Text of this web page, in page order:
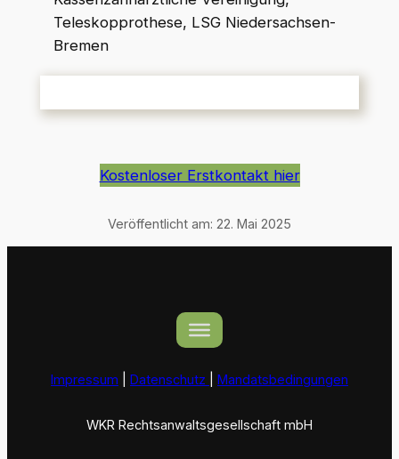
Teleskopprothese, LSG Niedersachsen-
Bremen
Kostenloser Erstkontakt hier
Veröffentlicht am: 22. Mai 2025
Impressum Datenschutz Mandatsbedingungen
WKR Rechtsanwaltsgesellschaft mbH